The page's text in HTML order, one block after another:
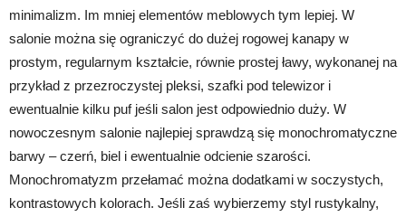
minimalizm. Im mniej elementów meblowych tym lepiej. W
salonie można się ograniczyć do dużej rogowej kanapy w
prostym, regularnym kształcie, równie prostej ławy, wykonanej na
przykład z przezroczystej pleksi, szafki pod telewizor i
ewentualnie kilku puf jeśli salon jest odpowiednio duży. W
nowoczesnym salonie najlepiej sprawdzą się monochromatyczne
barwy – czerń, biel i ewentualnie odcienie szarości.
Monochromatyzm przełamać można dodatkami w soczystych,
kontrastowych kolorach. Jeśli zaś wybierzemy styl rustykalny,